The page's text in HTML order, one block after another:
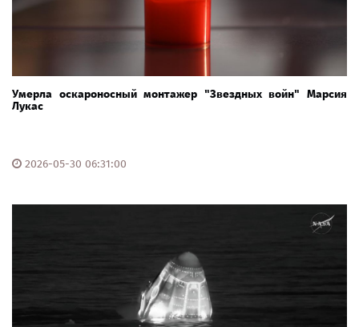
Умерла оскароносный монтажер "Звездных войн" Марсия
Лукас
2026-05-30 06:31:00